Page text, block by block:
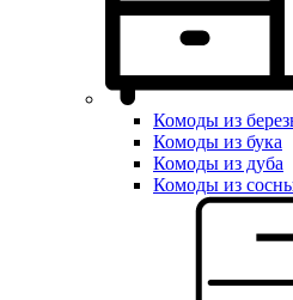
Комоды из
Комоды из бука
Комоды из дуба
Комоды из